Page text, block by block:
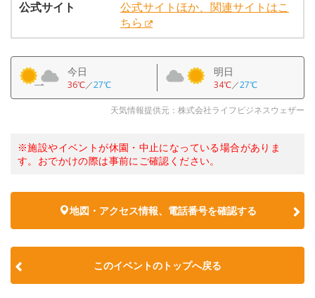
公式サイト
公式サイトほか、関連サイトはこ
ちら
今日
36℃／27℃
明日
34℃／27℃
天気情報提供元：株式会社ライフビジネスウェザー
※施設やイベントが休園・中止になっている場合がありま
す。おでかけの際は事前にご確認ください。
地図・アクセス情報、電話番号を確認する
このイベントのトップへ戻る